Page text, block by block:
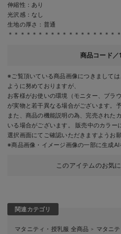
伸縮性：あり
光沢感：なし
生地の厚さ：普通
＊＊＊＊＊＊＊＊＊＊＊＊＊＊＊＊＊＊＊
商品コード
※ご覧頂いている商品画像につきまして
ように努めておりますが、
お客様がお使いの環境（モニター、ブラ
が実物と若干異なる場合がございます。
また、商品の機能説明の為、完売された
いる場合がございます。 販売中のカラー
選択画面にてご確認いただきますようお
※商品画像・イメージ画像の一部に生成AI
このアイテムのお気
関連カテゴリ
マタニティ・授乳服 全商品 ＞ マタニ